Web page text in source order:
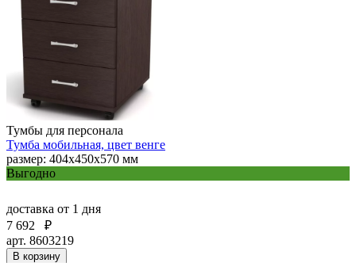
Тумбы для персонала
Тумба мобильная, цвет венге
размер: 404х450х570 мм
Выгодно
доставка от 1 дня
7 692
₽
арт. 8603219
В корзину